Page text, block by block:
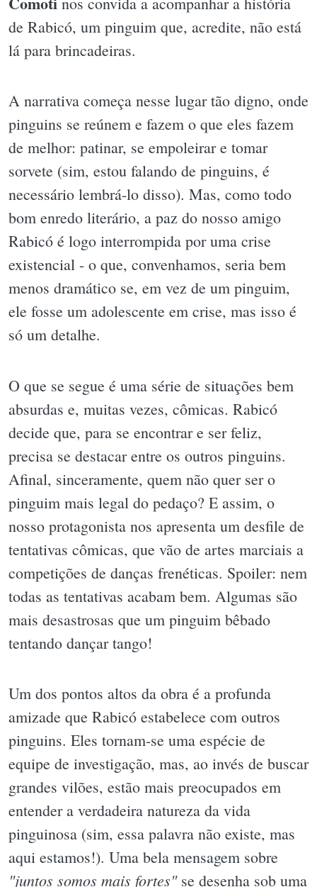
de Rabicó, um pinguim que, acredite, não está
lá para brincadeiras.
A narrativa começa nesse lugar tão digno, onde
pinguins se reúnem e fazem o que eles fazem
de melhor: patinar, se empoleirar e tomar
sorvete (sim, estou falando de pinguins, é
necessário lembrá-lo disso). Mas, como todo
bom enredo literário, a paz do nosso amigo
Rabicó é logo interrompida por uma crise
existencial - o que, convenhamos, seria bem
menos dramático se, em vez de um pinguim,
ele fosse um adolescente em crise, mas isso é
só um detalhe.
O que se segue é uma série de situações bem
absurdas e, muitas vezes, cômicas. Rabicó
decide que, para se encontrar e ser feliz,
precisa se destacar entre os outros pinguins.
Afinal, sinceramente, quem não quer ser o
pinguim mais legal do pedaço? E assim, o
nosso protagonista nos apresenta um desfile de
tentativas cômicas, que vão de artes marciais a
competições de danças frenéticas. Spoiler: nem
todas as tentativas acabam bem. Algumas são
mais desastrosas que um pinguim bêbado
tentando dançar tango!
Um dos pontos altos da obra é a profunda
amizade que Rabicó estabelece com outros
pinguins. Eles tornam-se uma espécie de
equipe de investigação, mas, ao invés de buscar
grandes vilões, estão mais preocupados em
entender a verdadeira natureza da vida
pinguinosa (sim, essa palavra não existe, mas
aqui estamos!). Uma bela mensagem sobre
"juntos somos mais fortes"se desenha sob uma